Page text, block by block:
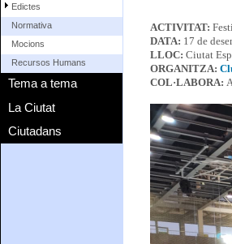
Edictes
Normativa
Mocions
Recursos Humans
Tema a tema
La Ciutat
Ciutadans
ACTIVITAT:
DATA: 17 de
LLOC: Ciutat
ORGANITZA:
COL·LABORA: